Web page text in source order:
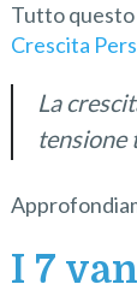
Tutto questo
Crescita
La
tensione
I 7